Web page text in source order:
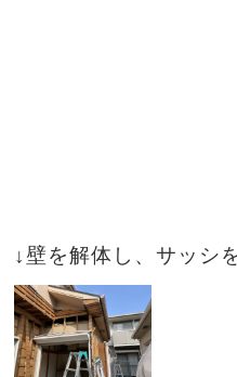
↓壁を解体し、サッシ